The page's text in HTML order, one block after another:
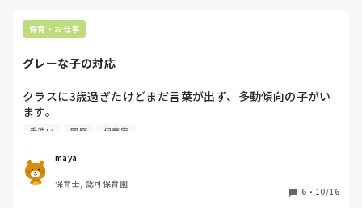
保育・お仕事
グレーな子の対応
クラスに3歳過ぎたけどまだ言葉が出ず、多動傾向の子がい
ます。
園庭から部屋に入る時も切り替えられず、廊下で大泣きしな
触ってやめさせると癇癪をおこしたり、給食も白米以外食べ
なかったりして、心配です。
やんわりお母さんに伝えたらイヤイヤ期だから。と言って特
手洗い 園庭 保育室
maya
保育士, 認可保育園
6 ・ 10/16